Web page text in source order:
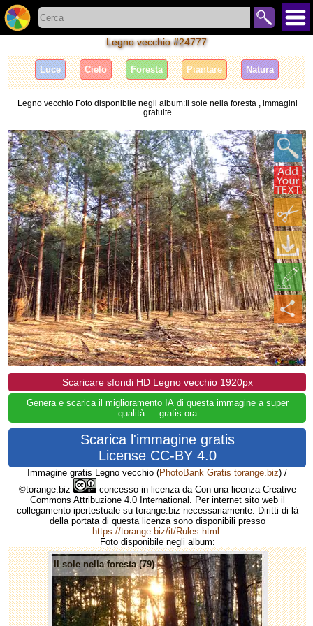
Legno vecchio #24777
Luce Cielo Foresta Piantare Natura
Legno vecchio Foto disponibile negli album:Il sole nella foresta , immagini
gratuite
Scaricare sfondi HD Legno vecchio 1920px
Genera e scarica il miglioramento IA di questa immagine a super
qualità — gratis ora
Scarica l'immagine gratis
License CC-BY 4.0
Immagine gratis Legno vecchio (PhotoBank Gratis torange.biz) /
©torange.biz
concesso in licenza da Con una licenza Creative
Commons Attribuzione 4.0 International. Per internet sito web il
collegamento ipertestuale su torange.biz necessariamente. Diritti di là
della portata di questa licenza sono disponibili presso
https://torange.biz/it/Rules.html
Foto disponibile negli album:
Il sole nella foresta (79)